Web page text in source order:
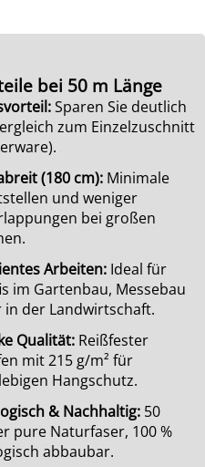
bei 50 m Länge
Sparen Sie deutlich
zum Einzelzuschnitt
(180 cm):Minimale
und weniger
bei großen
Arbeiten:Ideal für
im Gartenbau, Messebau
in der Landwirtschaft.
Qualität:Reißfester
mit 215 g/m² für
Hangschutz.
& Nachhaltig:50
pure Naturfaser, 100 %
abbaubar.